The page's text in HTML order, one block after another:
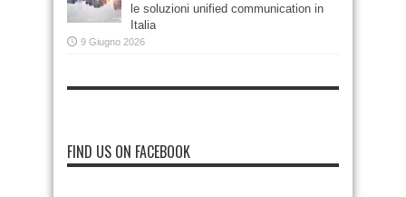
le soluzioni unified communication in
Italia
9 Giugno 2026
FIND US ON FACEBOOK